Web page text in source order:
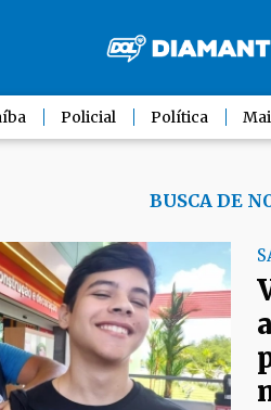
Policial Política
BUSCA DE